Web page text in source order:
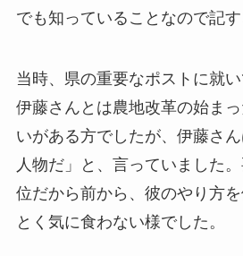
でも知っていることなので記す
当時、県の重要なポストに就い
伊藤さんとは農地改革の始ま
いがある方でしたが、伊藤さ
人物だ」と、言っていました
位だから前から、彼のやり方
とく気に食わない様でした。